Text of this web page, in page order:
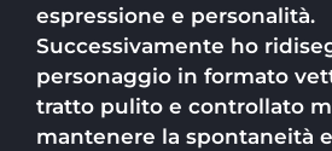
espressione e personalità.
Successivamente ho
personaggio in formato
tratto pulito e controllato
mantenere la spontaneità